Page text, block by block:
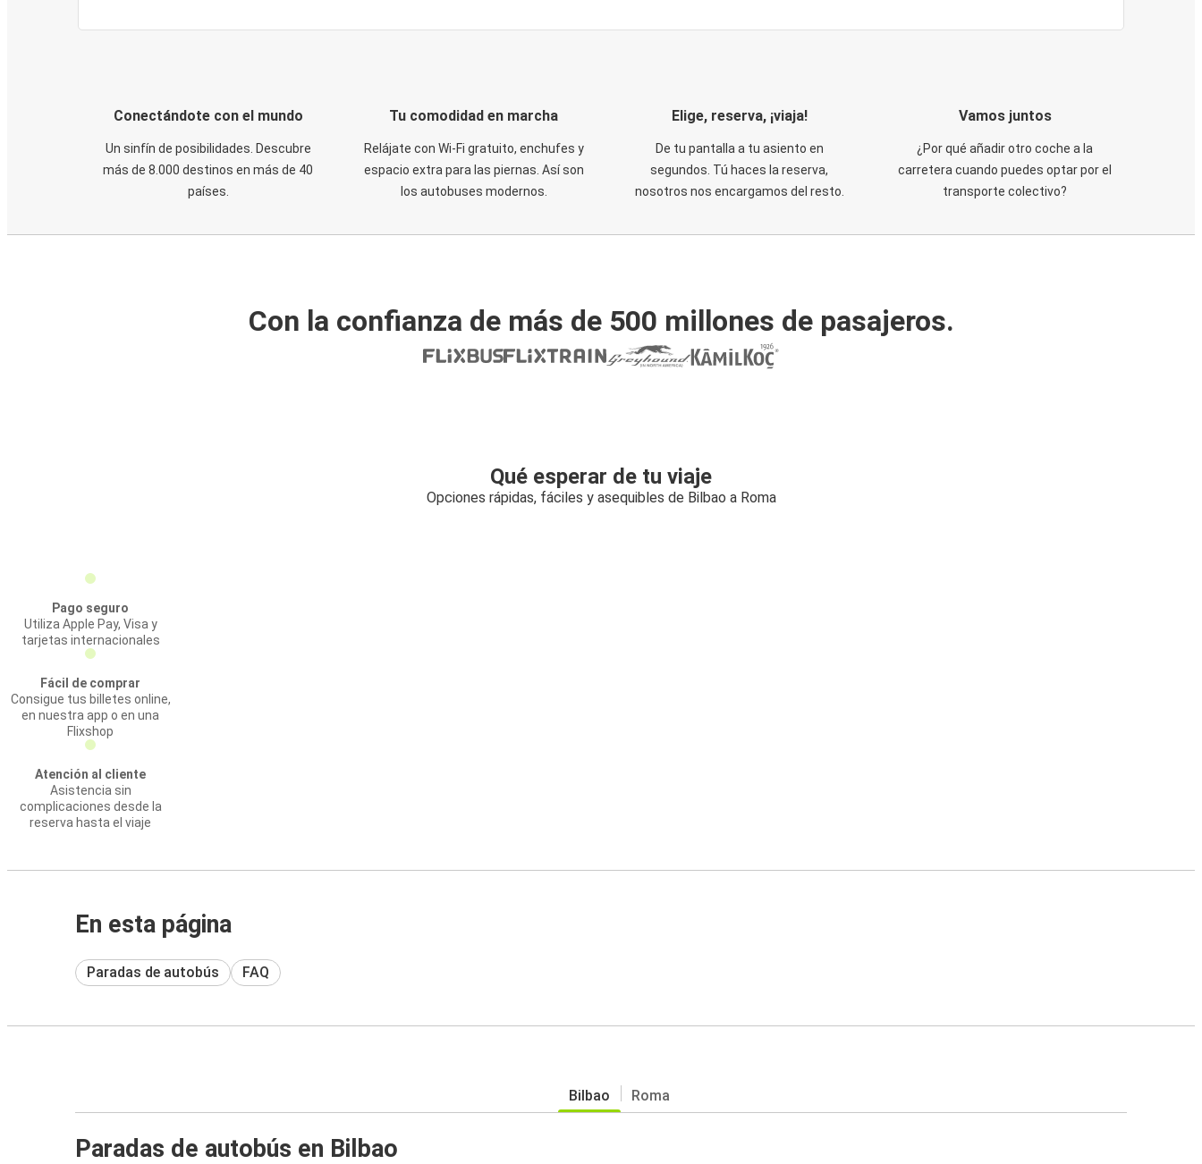
Conectándote con el mundo
Un sinfín de posibilidades. Descubre
más de 8.000 destinos en más de 40
países.
Tu comodidad en marcha
Relájate con Wi-Fi gratuito, enchufes y
espacio extra para las piernas. Así son
los autobuses modernos.
Elige, reserva, ¡viaja!
De tu pantalla a tu asiento en
segundos. Tú haces la reserva,
nosotros nos encargamos del resto.
Vamos juntos
¿Por qué añadir otro coche a la
carretera cuando puedes optar por el
transporte colectivo?
Con la confianza de más de 500 millones de pasajeros.
Qué esperar de tu viaje
Opciones rápidas, fáciles y asequibles de Bilbao a Roma
Pago seguro
Utiliza Apple Pay, Visa y
tarjetas internacionales
Fácil de comprar
Consigue tus billetes online,
en nuestra app o en una
Flixshop
Atención al cliente
Asistencia sin
complicaciones desde la
reserva hasta el viaje
En esta página
Paradas de autobús FAQ
Bilbao Roma
Paradas de autobús en Bilbao